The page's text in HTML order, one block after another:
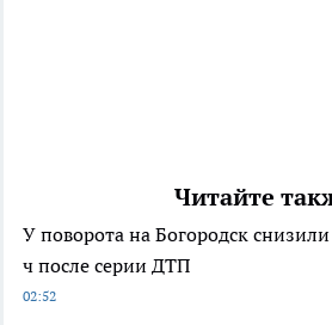
Читайте
У поворота на Богородск
ч после серии ДТП
02:52